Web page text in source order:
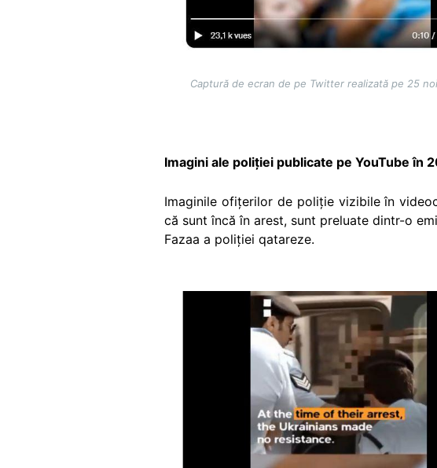
Captură de ecran de pe Twitter realizată pe 25
Imagini ale poliției publicate pe YouTube în
Imaginile ofițerilor de poliție vizibile în
că sunt încă în arest, sunt preluate dintr-o
Fazaa a poliției qatareze.